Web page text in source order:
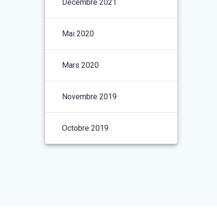
Décembre 2021
Mai 2020
Mars 2020
Novembre 2019
Octobre 2019